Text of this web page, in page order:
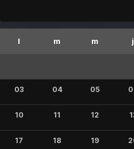
03 04 05
10 11 12
17 18 19